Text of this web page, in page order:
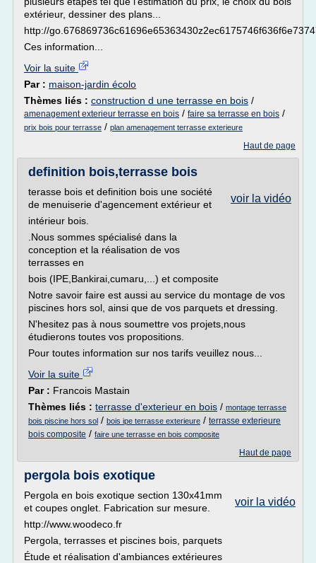
extérieur, dessiner des plans...
http://
Ces information...
Voir la suite
Par : maison-jardin écolo
Thèmes liés : construction d une terrasse en bois /
amenagement exterieur terrasse en bois / faire sa terrasse en bois /
prix bois pour terrasse / plan amenagement terrasse exterieure
Haut de page
definition bois,terrasse bois
voir la vidéo
terasse bois et definition bois une société
de menuiserie d'agencement extérieur et
intérieur bois.
.Nous sommes spécialisé dans la
conception et la réalisation de vos
terrasses en
bois (IPE,Bankirai,cumaru,...) et composite
Notre savoir faire est aussi au service du montage de vos
piscines hors sol, ainsi que de vos parquets et dressing.
N'hesitez pas à nous soumettre vos projets,nous
étudierons toutes vos propositions.
Pour toutes information sur nos tarifs veuillez nous...
Voir la suite
Par : Francois Mastain
Thèmes liés : terrasse d'exterieur en bois / montage terrasse
bois piscine hors sol / bois ipe terrasse exterieure / terrasse exterieure
bois composite / faire une terrasse en bois composite
Haut de page
pergola bois exotique
voir la vidéo
Pergola en bois exotique section 130x41mm
et coupes onglet. Fabrication sur mesure.
http://www.woodeco.fr
Pergola, terrasses et piscines bois, parquets
Étude et réalisation d'ambiances extérieures